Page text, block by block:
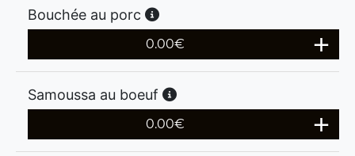
Bouchée au porc
0.00€
Samoussa au boeuf
0.00€